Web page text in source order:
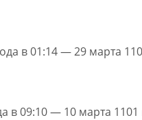
в 01:14 — 29 марта
в 09:10 — 10 марта 1101